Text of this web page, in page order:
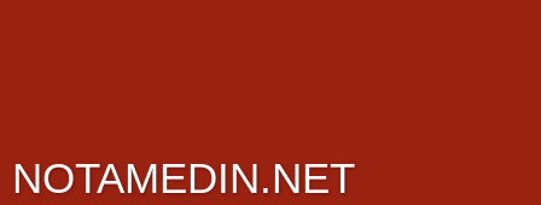
NOTAMEDIN.NET